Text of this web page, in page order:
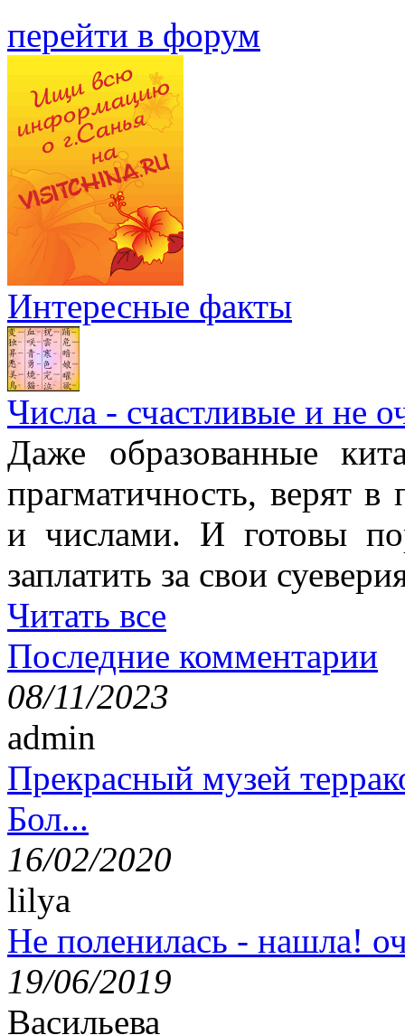
перейти в форум
Интересные факты
Числа - счастливые и не
Даже образованные
прагматичность, верят
и числами. И готовы
заплатить за свои
Читать все
Последние комментарии
08/11/2023
admin
Прекрасный музей
Бол...
16/02/2020
lilya
Не поленилась - нашла!
19/06/2019
Васильева